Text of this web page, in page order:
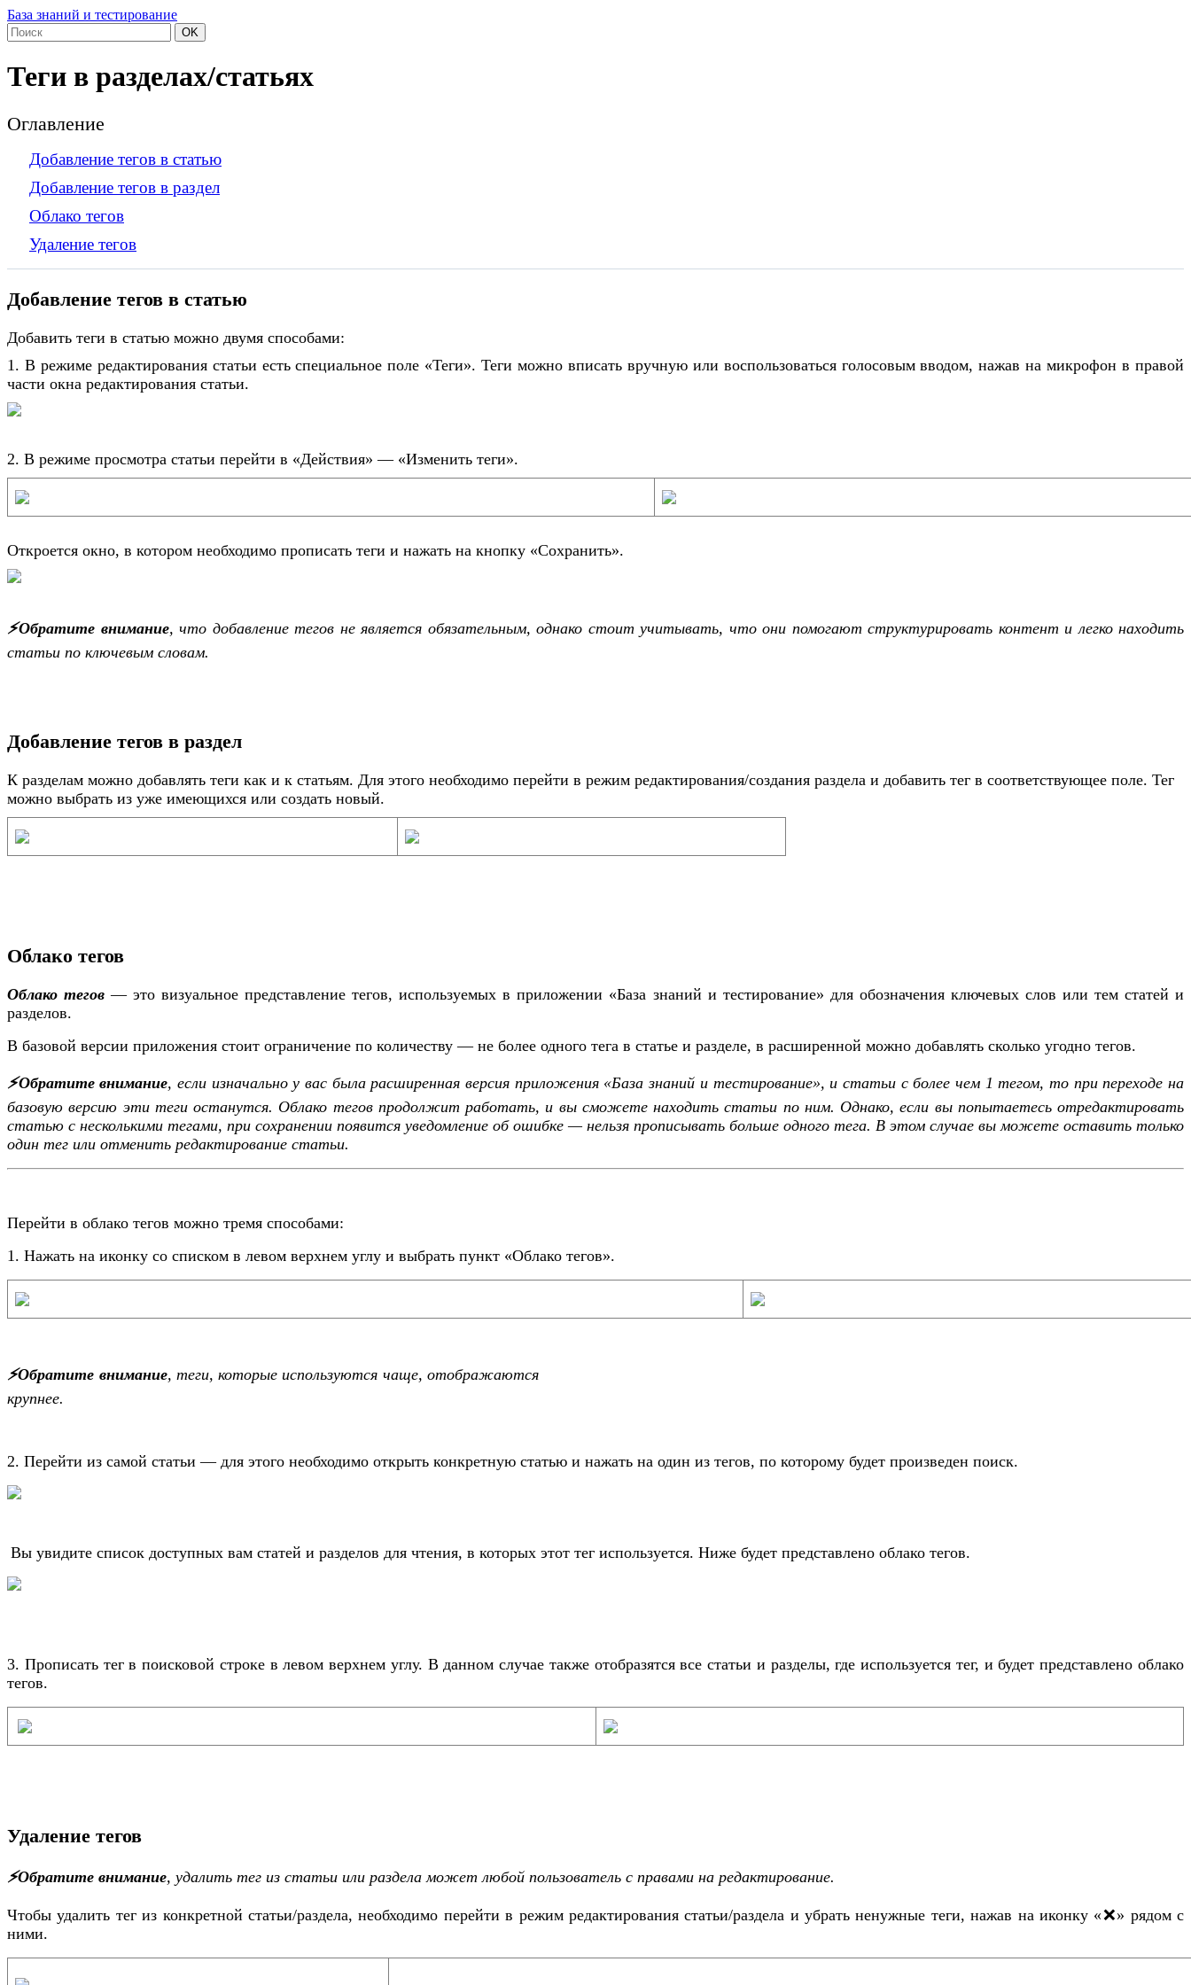
База знаний и тестирование
OK
Теги в разделах/статьях
Оглавление
Добавление тегов в статью
Добавление тегов в раздел
Облако тегов
Удаление тегов
Добавление тегов в статью
Добавить теги в статью можно двумя способами:
1. В режиме редактирования статьи есть специальное поле «Теги». Теги можно вписать вручную или воспользоваться голосовым вводом, нажав на микрофон в правой
части окна редактирования статьи.
2. В режиме просмотра статьи перейти в «Действия» — «Изменить теги».
Откроется окно, в котором необходимо прописать теги и нажать на кнопку «Сохранить».
⚡️Обратите внимание, что добавление тегов не является обязательным, однако стоит учитывать, что они помогают структурировать контент и легко находить
статьи по ключевым словам.
Добавление тегов в раздел
К разделам можно добавлять теги как и к статьям. Для этого необходимо перейти в режим редактирования/создания раздела и добавить тег в соответствующее поле. Тег
можно выбрать из уже имеющихся или создать новый.
Облако тегов
Облако тегов— это визуальное представление тегов, используемых в приложении «База знаний и тестирование» для обозначения ключевых слов или тем статей и
разделов.
В базовой версии приложения стоит ограничение по количеству — не более одного тега в статье и разделе, в расширенной можно добавлять сколько угодно тегов.
⚡️Обратите внимание, если изначально у вас была расширенная версия приложения «База знаний и тестирование», и статьи с более чем 1 тегом, то при переходе на
базовую версию эти теги останутся. Облако тегов продолжит работать, и вы сможете находить статьи по ним. Однако, если вы попытаетесь отредактировать
статью с несколькими тегами, при сохранении появится уведомление об ошибке — нельзя прописывать больше одного тега. В этом случае вы можете оставить только
один тег или отменить редактирование статьи.
Перейти в облако тегов можно тремя способами:
1. Нажать на иконку со списком в левом верхнем углу и выбрать пункт «Облако тегов».
⚡️Обратите внимание, теги, которые используются чаще, отображаются
крупнее.
2. Перейти из самой статьи — для этого необходимо открыть конкретную статью и нажать на один из тегов, по которому будет произведен поиск.
Вы увидите список доступных вам статей и разделов для чтения, в которых этот тег используется. Ниже будет представлено облако тегов.
3. Прописать тег в поисковой строке в левом верхнем углу. В данном случае также отобразятся все статьи и разделы, где используется тег, и будет представлено облако
тегов.
Удаление тегов
⚡️Обратите внимание, удалить тег из статьи или раздела может любой пользователь с правами на редактирование.
Чтобы удалить тег из конкретной статьи/раздела, необходимо перейти в режим редактирования статьи/раздела и убрать ненужные теги, нажав на иконку «❌» рядом с
ними.